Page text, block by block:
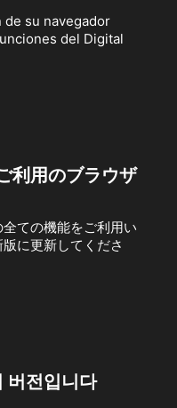
de su navegador
del Digital
利用のブラウザ
ての機能をご利用い
に更新してくださ
버전입니다